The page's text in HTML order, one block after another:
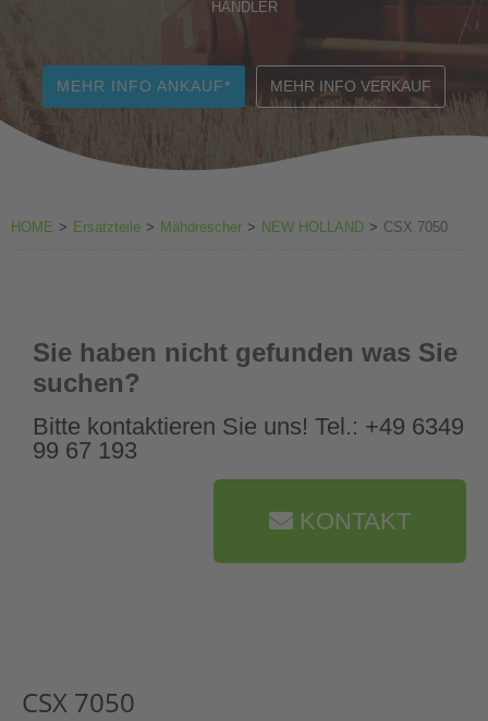
HÄNDLER
MEHR INFO ANKAUF* MEHR INFO VERKAUF
HOME > Ersatzteile > Mähdrescher > NEW HOLLAND > CSX 7050
Sie haben nicht gefunden was Sie
suchen?
Bitte kontaktieren Sie uns! Tel.: +49 6349
99 67 193
KONTAKT
CSX 7050